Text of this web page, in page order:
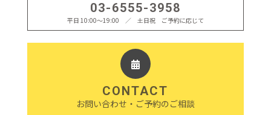
03-6555-3958
平日 10:00〜19:00 ／ 土日祝 ご予約に応じて
CONTACT
お問い合わせ・ご予約のご相談